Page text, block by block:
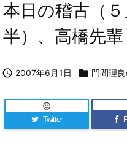
本日の稽古（
半）、高橋先輩
 2007年6月1日  門間理
Twitter
